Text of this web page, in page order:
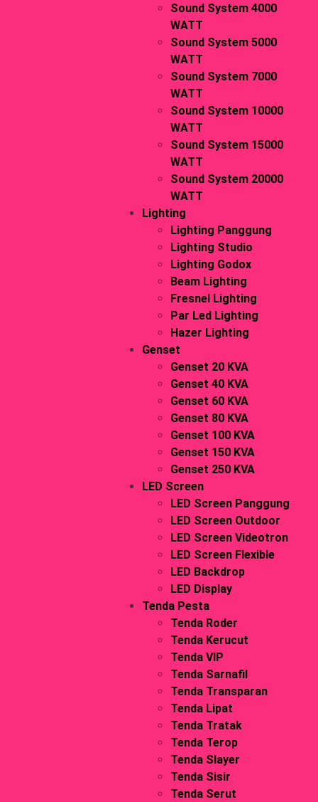
Sound System 4000
WATT
Sound System 5000
WATT
Sound System 7000
WATT
Sound System 10000
WATT
Sound System 15000
WATT
Sound System 20000
WATT
Lighting
Lighting Panggung
Lighting Studio
Lighting Godox
Beam Lighting
Fresnel Lighting
Par Led Lighting
Hazer Lighting
Genset
Genset 20 KVA
Genset 40 KVA
Genset 60 KVA
Genset 80 KVA
Genset 100 KVA
Genset 150 KVA
Genset 250 KVA
LED Screen
LED Screen Panggung
LED Screen Outdoor
LED Screen Videotron
LED Screen Flexible
LED Backdrop
LED Display
Tenda Pesta
Tenda Roder
Tenda Kerucut
Tenda VIP
Tenda Sarnafil
Tenda Transparan
Tenda Lipat
Tenda Tratak
Tenda Terop
Tenda Slayer
Tenda Sisir
Tenda Serut